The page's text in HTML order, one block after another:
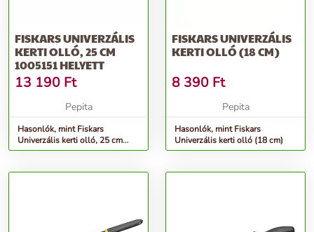
FISKARS UNIVERZÁLIS
KERTI OLLÓ, 25 CM
1005151 HELYETT
13 190 Ft
Pepita
Hasonlók, mint Fiskars
Univerzális kerti olló, 25 cm
1005151 helyett
FISKARS UNIVERZÁLIS
KERTI OLLÓ (18 CM)
8 390 Ft
Pepita
Hasonlók, mint Fiskars
Univerzális kerti olló (18 cm)